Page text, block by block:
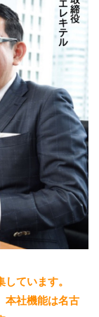
ています。
本社機能は名古